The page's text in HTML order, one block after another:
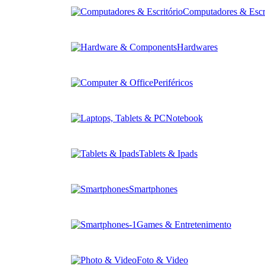
Computadores &
Hardwares
Periféricos
Notebook
Tablets & Ipads
Smartphones
Games & Entretenimento
Foto & Video